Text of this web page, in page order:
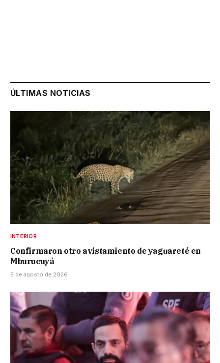
ÚLTIMAS NOTICIAS
INTERIOR
Confirmaron otro avistamiento de yaguareté en
Mburucuyá
5 de agosto de 2026